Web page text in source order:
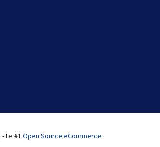
- Le #1 Open Source eCommerce